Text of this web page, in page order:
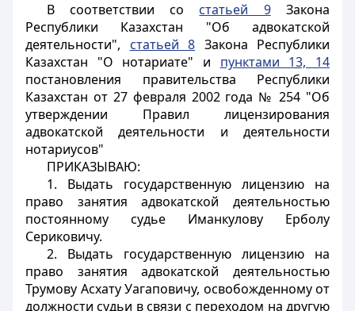
В соответствии со статьей 9Закона
Республики Казахстан "Об адвокатской
деятельности", статьей 8 Закона Республики
Казахстан "О нотариате" и пунктами 13, 14
постановления правительства Республики
Казахстан от 27 февраля 2002 года № 254 "Об
утверждении Правил лицензирования
адвокатской деятельности и деятельности
нотариусов"
ПРИКАЗЫВАЮ:
1. Выдать государственную лицензию на
право занятия адвокатской деятельностью
постоянному судье Иманкулову Ерболу
Сериковичу.
2. Выдать государственную лицензию на
право занятия адвокатской деятельностью
Трумову Асхату Уагаповичу, освобожденному от
должности судьи в связи с переходом на другую